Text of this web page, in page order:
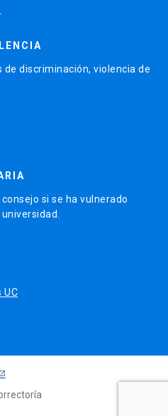
discriminación, violencia de
si se ha vulnerado
UC